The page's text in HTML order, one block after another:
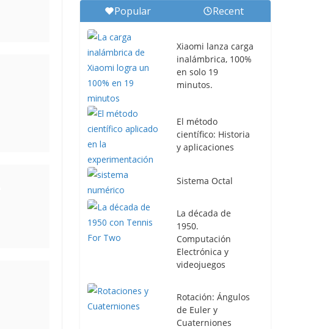
Popular Recent
Xiaomi lanza carga
inalámbrica, 100%
en solo 19
minutos.
El método
científico: Historia
y aplicaciones
Sistema Octal
La década de
1950.
Computación
Electrónica y
videojuegos
Rotación: Ángulos
de Euler y
Cuaterniones